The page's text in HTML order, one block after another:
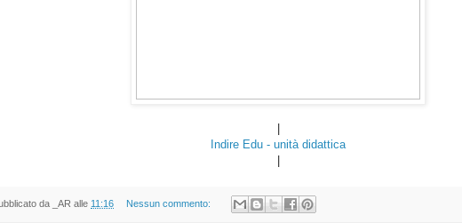
|
Indire Edu - unità didattica
|
da _AR alle 11:16 Nessun commento: